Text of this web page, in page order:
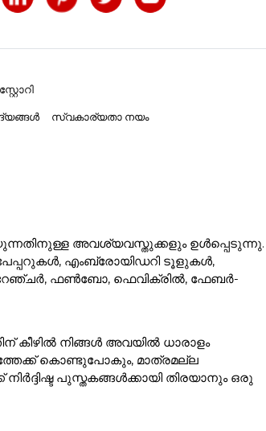
സ്വകാര്യതാ നയം
അവശ്യവസ്തുക്കളും ഉൾപ്പെടുന്നു.
എംബ്രോയിഡറി ടൂളുകൾ,
റേഞ്ചർ, ഫൺബോ, ഫെവിക്രിൽ, ഫേബർ-
കീഴിൽ നിങ്ങൾ അവയിൽ ധാരാളം
കൊണ്ടുപോകും, മാത്രമല്ല
പുസ്തകങ്ങൾക്കായി തിരയാനും ഒരു